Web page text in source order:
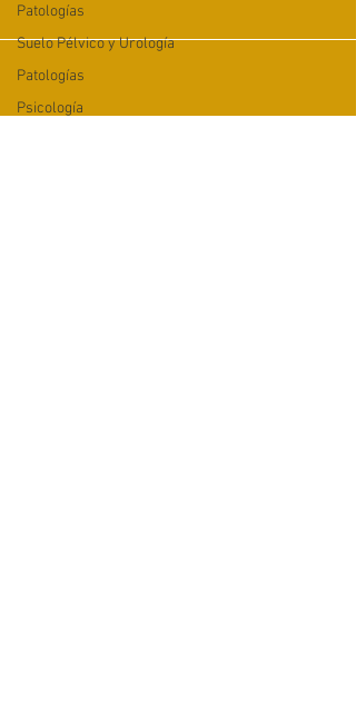
Patologías
Suelo Pélvico y Urología
Patologías
Psicología